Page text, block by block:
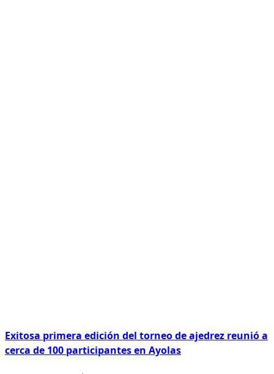
Exitosa primera edición del torneo de ajedrez reunió a
cerca de 100 participantes en Ayolas